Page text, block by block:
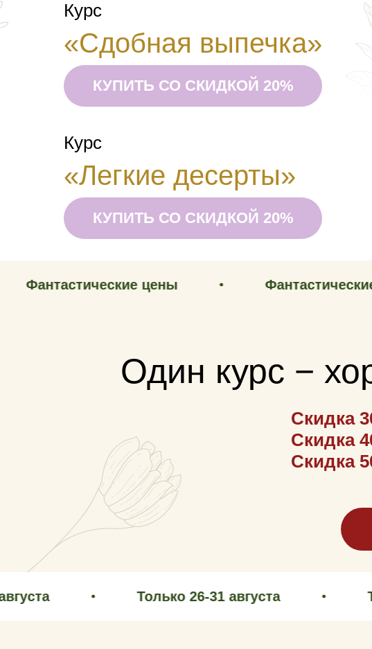
Курс
«Сдобная выпечка»
КУПИТЬ СО СКИДКОЙ 20%
Курс
«Легкие десерты»
КУПИТЬ СО СКИДКОЙ 20%
цены Фантастические цены
Cкидка
Cкидка
Cкидка
Один курс −
4-8 марта! Только
Только 26-31 августа Только